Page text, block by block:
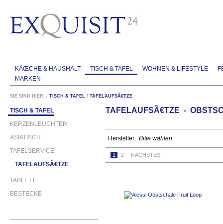
KÃŒCHE & HAUSHALT TISCH & TAFEL WOHNEN & LIFESTYLE
MARKEN
SIE SIND HIER: / TISCH & TAFEL / TAFELAUFSÃ€TZE
TISCH & TAFEL
KERZENLEUCHTER
ASIATISCH
TAFELSERVICE
TAFELAUFSÃ€TZE
TABLETT
BESTECKE
TAFELAUFSÃ€TZE -
Hersteller: Bitte wählen
1 2 NÄCHSTES